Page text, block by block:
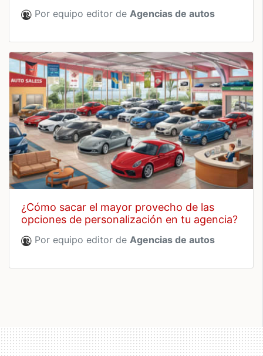
Por equipo editor de Agencias de autos
¿cómo sacar el mayor provecho de las
opciones de personalización en tu agencia?
Por equipo editor de Agencias de autos